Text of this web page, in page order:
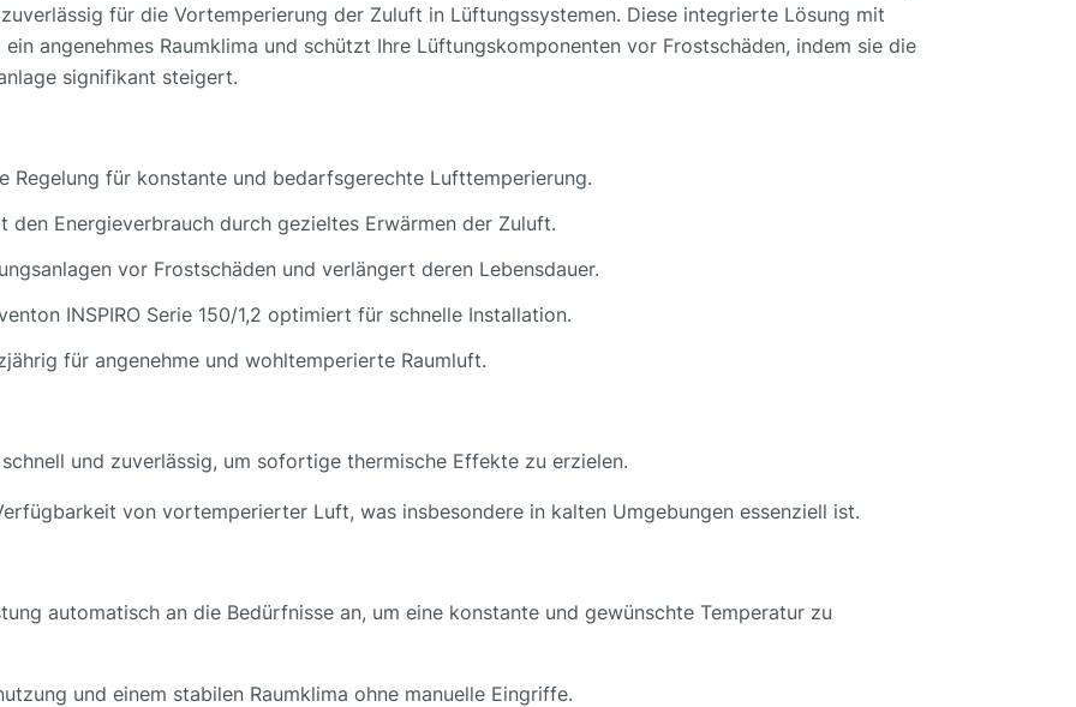
für die Vortemperierung der Zuluft in Lüftungssystemen. Diese integrierte Lösung mit
angenehmes Raumklima und schützt Ihre Lüftungskomponenten vor Frostschäden, indem sie die
signifikant steigert.
Regelung für konstante und bedarfsgerechte Lufttemperierung.
den Energieverbrauch durch gezieltes Erwärmen der Zuluft.
vor Frostschäden und verlängert deren Lebensdauer.
INSPIRO Serie 150/1,2 optimiert für schnelle Installation.
für angenehme und wohltemperierte Raumluft.
und zuverlässig, um sofortige thermische Effekte zu erzielen.
von vortemperierter Luft, was insbesondere in kalten Umgebungen essenziell ist.
automatisch an die Bedürfnisse an, um eine konstante und gewünschte Temperatur zu
und einem stabilen Raumklima ohne manuelle Eingriffe.